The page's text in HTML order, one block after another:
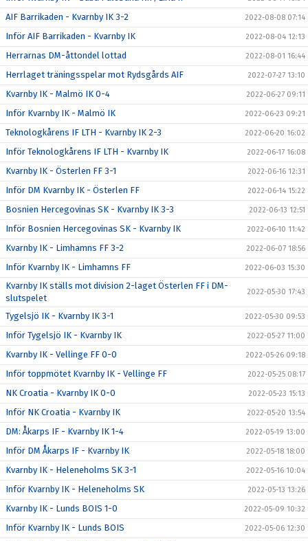
AIF Barrikaden - Kvarnby IK 3-2 2022-08-08 07:14
Inför AIF Barrikaden - Kvarnby IK 2022-08-04 12:13
Herrarnas DM-åttondel lottad 2022-08-01 16:44
Herrlaget träningsspelar mot Rydsgårds AIF 2022-07-27 13:10
Kvarnby IK - Malmö IK 0-4 2022-06-27 09:11
Inför Kvarnby IK - Malmö IK 2022-06-23 09:21
Teknologkårens IF LTH - Kvarnby IK 2-3 2022-06-20 16:02
Inför Teknologkårens IF LTH - Kvarnby IK 2022-06-17 16:08
Kvarnby IK - Österlen FF 3-1 2022-06-16 12:31
Inför DM Kvarnby IK - Österlen FF 2022-06-14 15:22
Bosnien Hercegovinas SK - Kvarnby IK 3-3 2022-06-13 12:51
Inför Bosnien Hercegovinas SK - Kvarnby IK 2022-06-10 11:42
Kvarnby IK - Limhamns FF 3-2 2022-06-07 18:56
Inför Kvarnby IK - Limhamns FF 2022-06-03 15:30
Kvarnby IK ställs mot division 2-laget Österlen FF i DM-
slutspelet
2022-05-30 17:43
Tygelsjö IK - Kvarnby IK 3-1 2022-05-30 09:53
Inför Tygelsjö IK - Kvarnby IK 2022-05-27 11:00
Kvarnby IK - Vellinge FF 0-0 2022-05-26 09:18
Inför toppmötet Kvarnby IK - Vellinge FF 2022-05-25 08:17
NK Croatia - Kvarnby IK 0-0 2022-05-23 15:13
Inför NK Croatia - Kvarnby IK 2022-05-20 13:54
DM: Åkarps IF - Kvarnby IK 1-4 2022-05-19 13:00
Inför DM Åkarps IF - Kvarnby IK 2022-05-18 18:00
Kvarnby IK - Heleneholms SK 3-1 2022-05-16 10:04
Inför Kvarnby IK - Heleneholms SK 2022-05-13 13:26
Kvarnby IK - Lunds BOIS 1-0 2022-05-09 10:32
Inför Kvarnby IK - Lunds BOIS 2022-05-06 12:30